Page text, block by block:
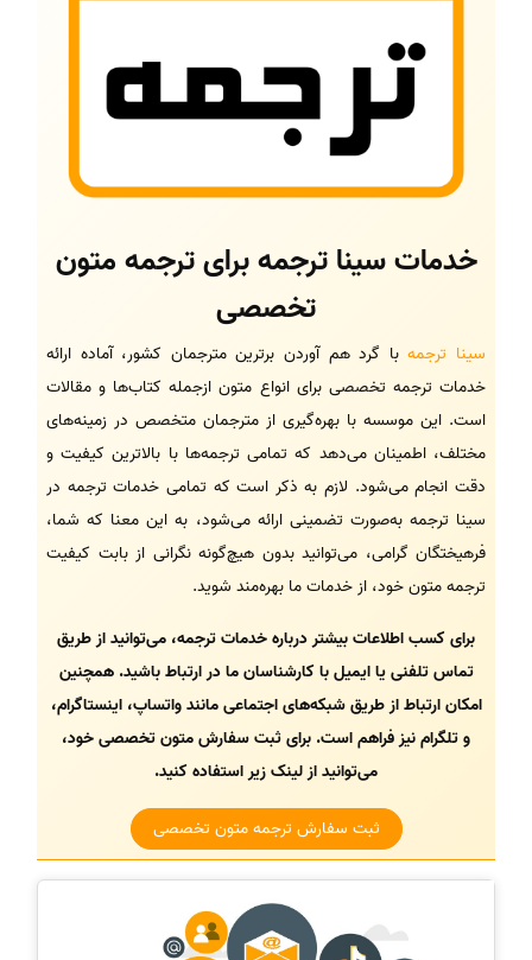
خدمات سینا ترجمه برای ترجمه متون
تخصصی
سینا ترجمهبا گرد هم آوردن برترین مترجمان کشور، آماده ارائه
خدمات ترجمه تخصصی برای انواع متون ازجمله کتاب‌ها و مقالات
است. این موسسه با بهره‌گیری از مترجمان متخصص در زمینه‌های
مختلف، اطمینان می‌دهد که تمامی ترجمه‌ها با بالاترین کیفیت و
دقت انجام می‌شود. لازم به ذکر است که تمامی خدمات ترجمه در
سینا ترجمه به‌صورت تضمینی ارائه می‌شود، به این معنا که شما،
فرهیختگان گرامی، می‌توانید بدون هیچ‌گونه نگرانی از بابت کیفیت
ترجمه متون خود، از خدمات ما بهره‌مند شوید.
برای کسب اطلاعات بیشتر درباره خدمات ترجمه، می‌توانید از طریق
تماس تلفنی یا ایمیل با کارشناسان ما در ارتباط باشید. همچنین
امکان ارتباط از طریق شبکه‌های اجتماعی مانند واتساپ، اینستاگرام،
و تلگرام نیز فراهم است. برای ثبت سفارش متون تخصصی خود،
می‌توانید از لینک زیر استفاده کنید.
ثبت سفارش ترجمه متون تخصصی